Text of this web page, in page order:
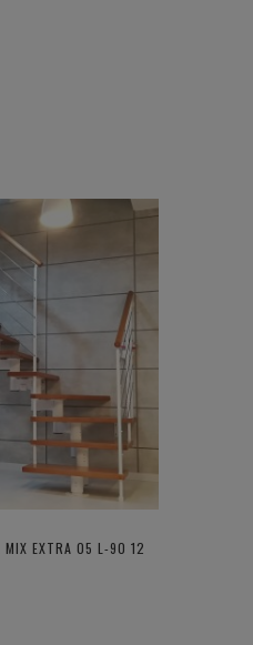
MIX EXTRA 05 L-90 12